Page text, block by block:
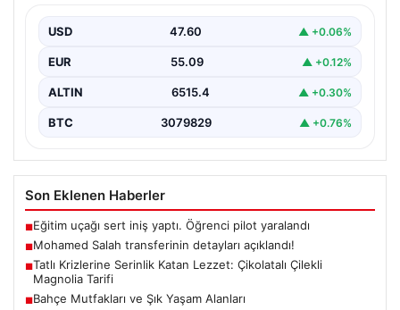
USD 47.60 ▲ +0.06%
EUR 55.09 ▲ +0.12%
ALTIN 6515.4 ▲ +0.30%
BTC 3079829 ▲ +0.76%
Son Eklenen Haberler
■Eğitim uçağı sert iniş yaptı. Öğrenci pilot yaralandı
■Mohamed Salah transferinin detayları açıklandı!
■Tatlı Krizlerine Serinlik Katan Lezzet: Çikolatalı Çilekli
Magnolia Tarifi
■Bahçe Mutfakları ve Şık Yaşam Alanları